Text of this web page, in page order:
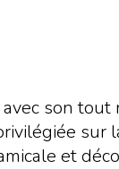
son
sur
et